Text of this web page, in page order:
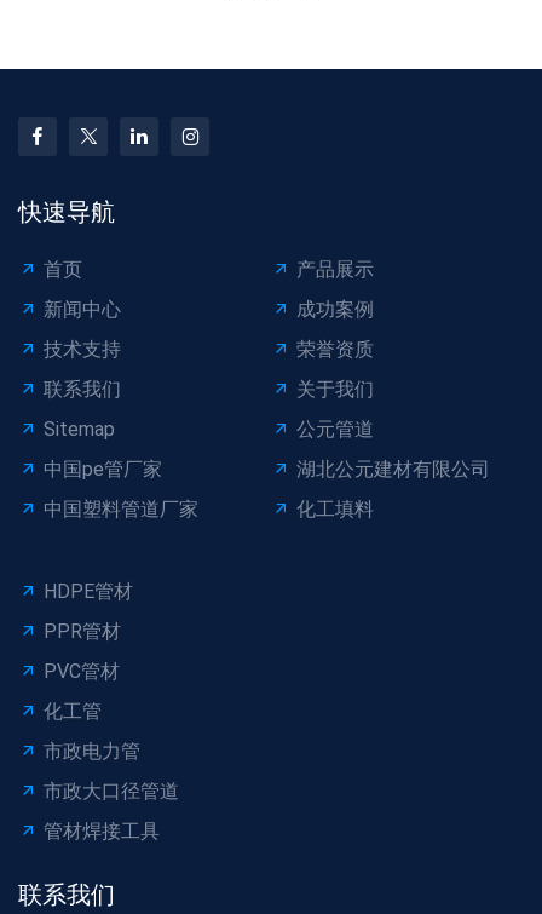
快速导航
首页
产品展示
新闻中心
成功案例
技术支持
荣誉资质
联系我们
关于我们
Sitemap
公元管道
中国pe管厂家
湖北公元建材有限公司
中国塑料管道厂家
化工填料
HDPE管材
PPR管材
PVC管材
化工管
市政电力管
市政大口径管道
管材焊接工具
联系我们